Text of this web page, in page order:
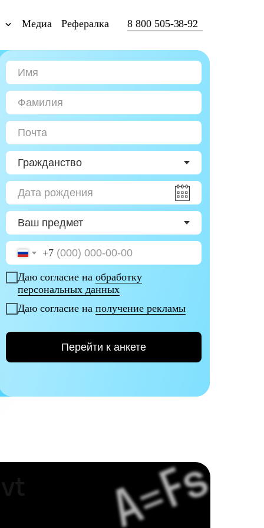
Медиа Рефералка 8 800 505-38-92
+7
Даю согласие на обработку
персональных данных
Даю согласие на получение рекламы
Перейти к анкете